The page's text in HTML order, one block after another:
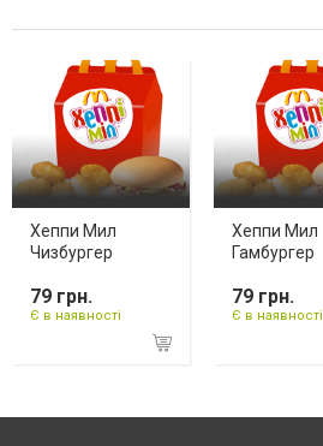
Хеппи Мил
Чизбургер
79 грн.
Є в наявності
Хеппи Мил
Гамбургер
79 грн.
Є в наявності